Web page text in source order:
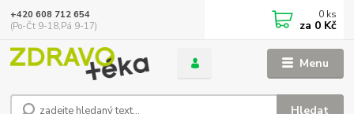
Menu
Hledat
+420 608 712 654
(Po-Čt 9-18,Pá 9-17)
0 ks
za 0 Kč